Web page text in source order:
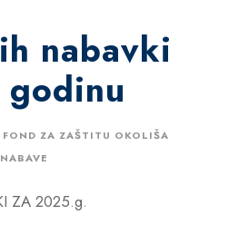
nabavki
FOND ZA ZAŠTITU OKOLIŠA
ZA 2025.g.